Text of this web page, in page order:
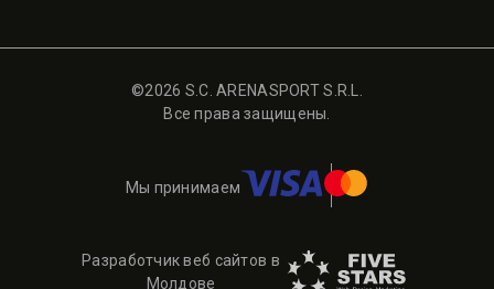
©2026 S.C. ARENASPORT S.R.L.
Все права защищены.
Мы принимаем
Разработчик веб сайтов в
Молдове